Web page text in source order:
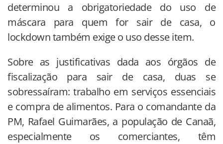
determinou a obrigatoriedade do uso de
máscara para quem for sair de casa, o
lockdown também exige o uso desse item.
Sobre as justificativas dada aos órgãos de
fiscalização para sair de casa, duas se
sobressaíram: trabalho em serviços essenciais
e compra de alimentos. Para o comandante da
PM, Rafael Guimarães, a população de Canaã,
especialmente os comerciantes, têm